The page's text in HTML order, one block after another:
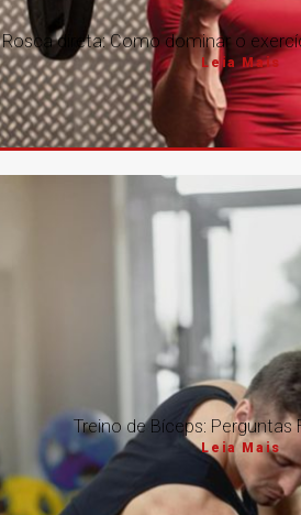
Rosca direta: Como dominar o
Leia Mais
Treino de Bíceps:
Leia Mais